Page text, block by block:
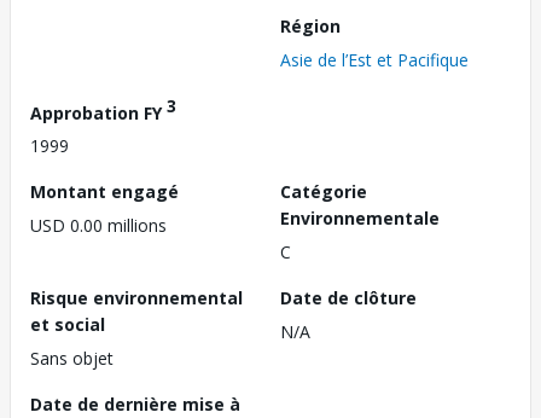
Région
Asie de l’Est et Pacifique
Approbation FY3
1999
Montant engagé
USD 0.00 millions
Catégorie
Environnementale
C
Risque environnemental
et social
Sans objet
Date de clôture
N/A
Date de dernière mise à